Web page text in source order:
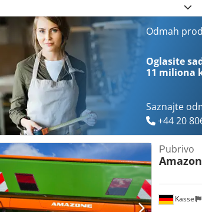
Odmah
Oglasite
11 miliona
Saznajte
+44 20
Kassel
Рubrivo